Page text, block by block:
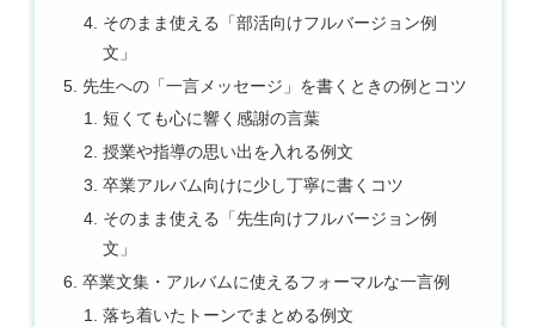
そのまま使える「部活向けフルバージョン例
文」
先生への「一言メッセージ」を書くときの例とコツ
短くても心に響く感謝の言葉
授業や指導の思い出を入れる例文
卒業アルバム向けに少し丁寧に書くコツ
そのまま使える「先生向けフルバージョン例
文」
卒業文集・アルバムに使えるフォーマルな一言例
落ち着いたトーンでまとめる例文